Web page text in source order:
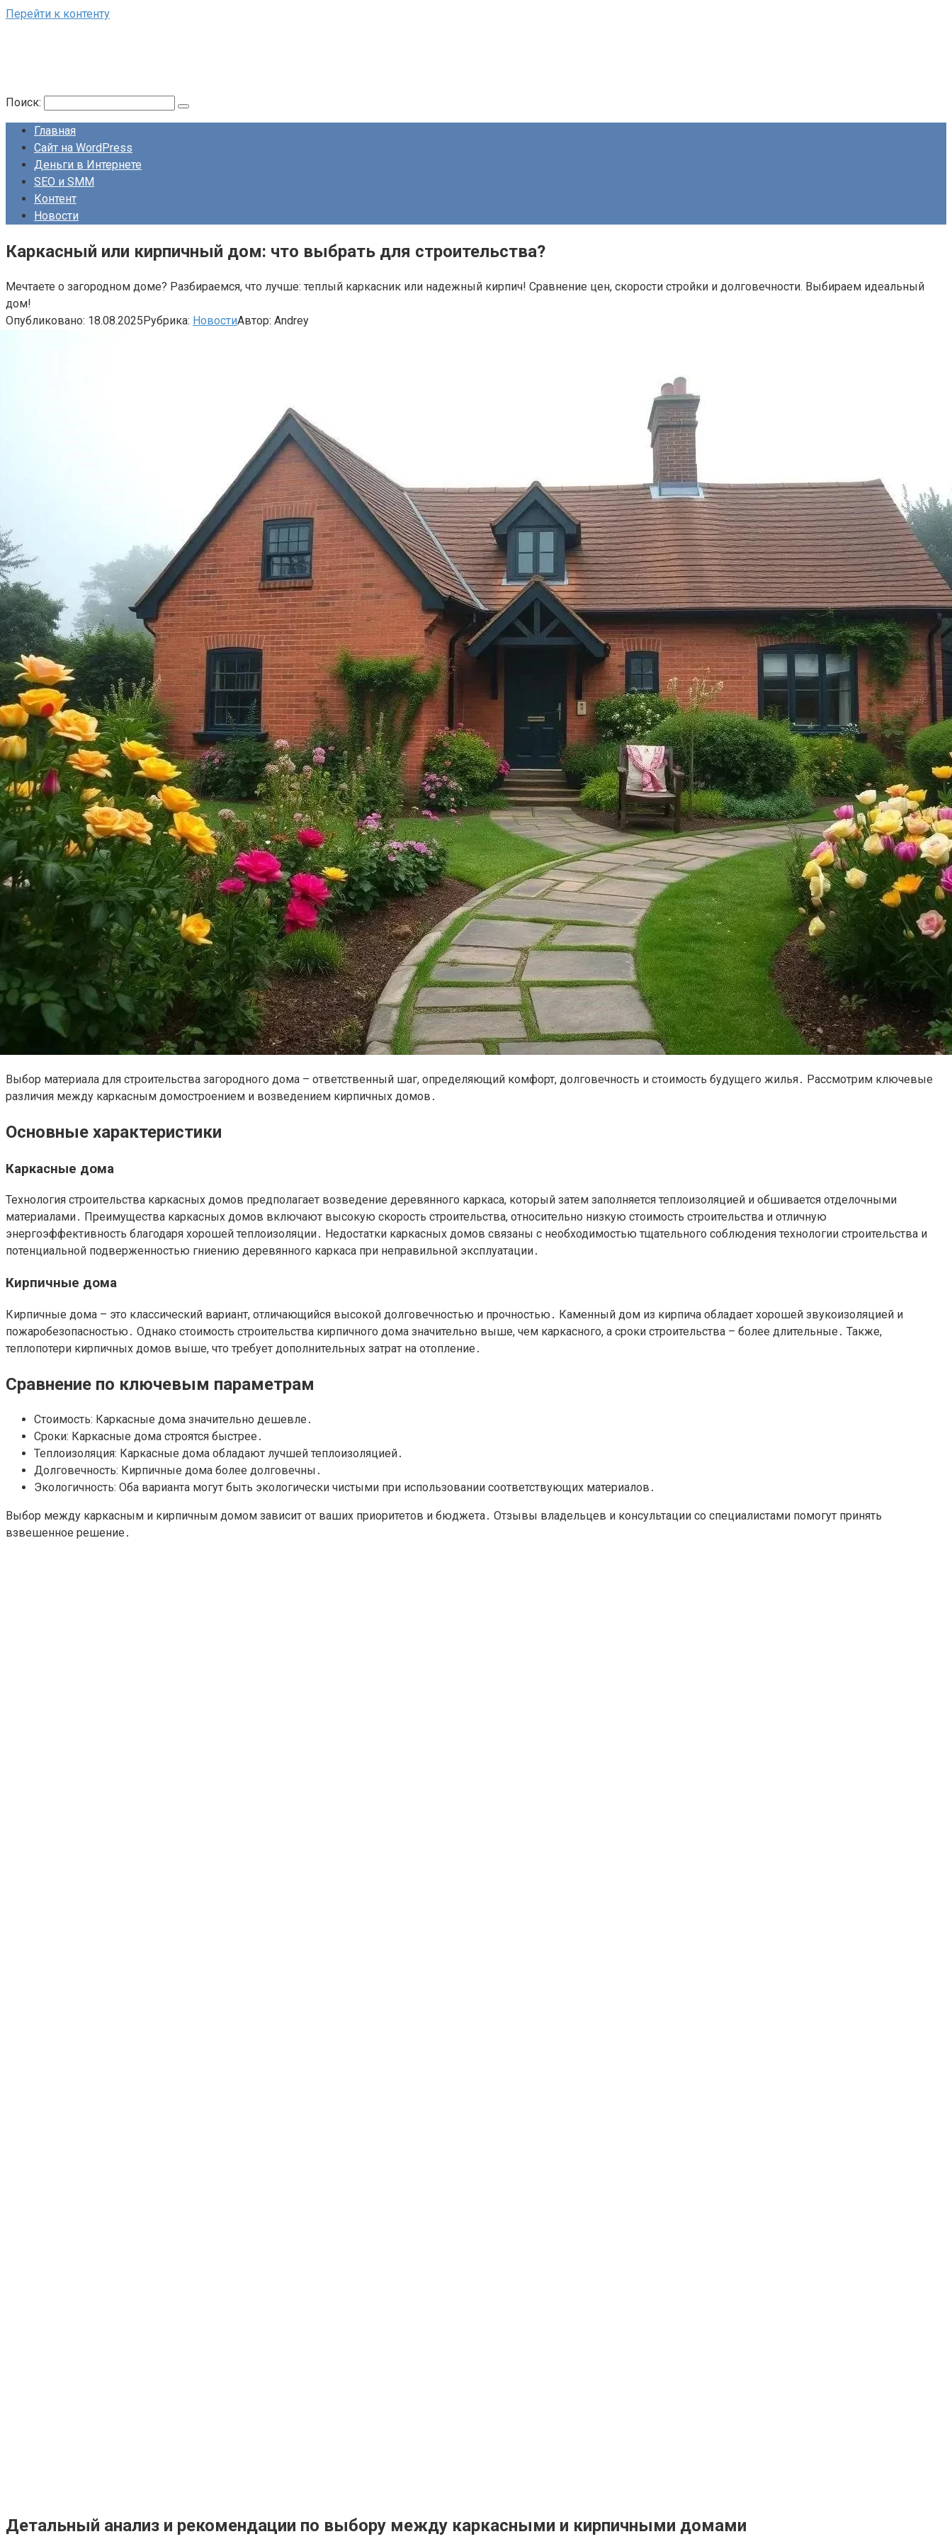
Перейти к контенту
Поиск:
Главная
Сайт на WordPress
Деньги в Интернете
SEO и SMM
Контент
Новости
Каркасный или кирпичный дом: что выбрать для строительства?
Мечтаете о загородном доме? Разбираемся, что лучше: теплый каркасник или надежный кирпич! Сравнение цен, скорости стройки и долговечности. Выбираем идеальный
дом!
Опубликовано: 18.08.2025Рубрика: НовостиАвтор: Andrey
Выбор материала для строительства загородного дома – ответственный шаг, определяющий комфорт, долговечность и стоимость будущего жилья․ Рассмотрим ключевые
различия между каркасным домостроением и возведением кирпичных домов․
Основные характеристики
Каркасные дома
Технология строительства каркасных домов предполагает возведение деревянного каркаса, который затем заполняется теплоизоляцией и обшивается отделочными
материалами․ Преимущества каркасных домов включают высокую скорость строительства, относительно низкую стоимость строительства и отличную
энергоэффективность благодаря хорошей теплоизоляции․ Недостатки каркасных домов связаны с необходимостью тщательного соблюдения технологии строительства и
потенциальной подверженностью гниению деревянного каркаса при неправильной эксплуатации․
Кирпичные дома
Кирпичные дома – это классический вариант, отличающийся высокой долговечностью и прочностью․ Каменный дом из кирпича обладает хорошей звукоизоляцией и
пожаробезопасностью․ Однако стоимость строительства кирпичного дома значительно выше, чем каркасного, а сроки строительства – более длительные․ Также,
теплопотери кирпичных домов выше, что требует дополнительных затрат на отопление․
Сравнение по ключевым параметрам
Стоимость: Каркасные дома значительно дешевле․
Сроки: Каркасные дома строятся быстрее․
Теплоизоляция: Каркасные дома обладают лучшей теплоизоляцией․
Долговечность: Кирпичные дома более долговечны․
Экологичность: Оба варианта могут быть экологически чистыми при использовании соответствующих материалов․
Выбор между каркасным и кирпичным домом зависит от ваших приоритетов и бюджета․ Отзывы владельцев и консультации со специалистами помогут принять
взвешенное решение․
Детальный анализ и рекомендации по выбору между каркасными и кирпичными домами